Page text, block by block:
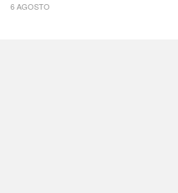
6 AGOSTO